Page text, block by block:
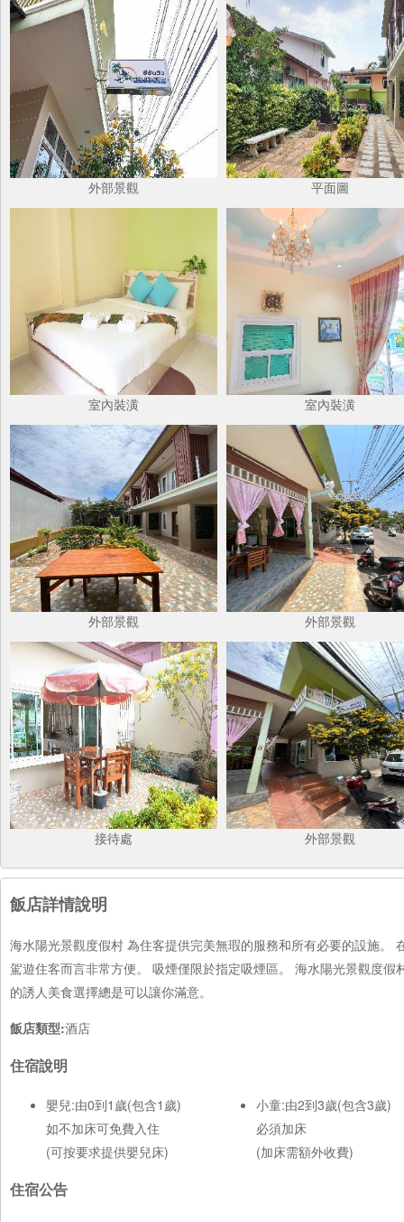
外部景觀 平面圖
室內裝潢 室內裝潢
外部景觀 外部景觀
接待處 外部景觀
飯店詳情說明
海水陽光景觀度假村 為住客提供完美無瑕的服務和所有必要的設施
駕遊住客而言非常方便。 吸煙僅限於指定吸煙區。 海水陽光景觀度
的誘人美食選擇總是可以讓你滿意。
飯店類型:酒店
住宿說明
嬰兒:由0到1歲(包含1歲)
如不加床可免費入住
(可按要求提供嬰兒床)
小童:由2到3歲(包含3歲)
必須加床
(加床需額外收費)
住宿公告